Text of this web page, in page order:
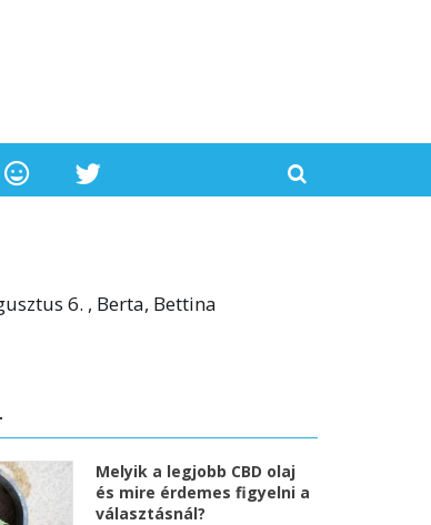
6. , Berta, Bettina
Melyik a legjobb CBD olaj
és mire érdemes figyelni a
választásnál?